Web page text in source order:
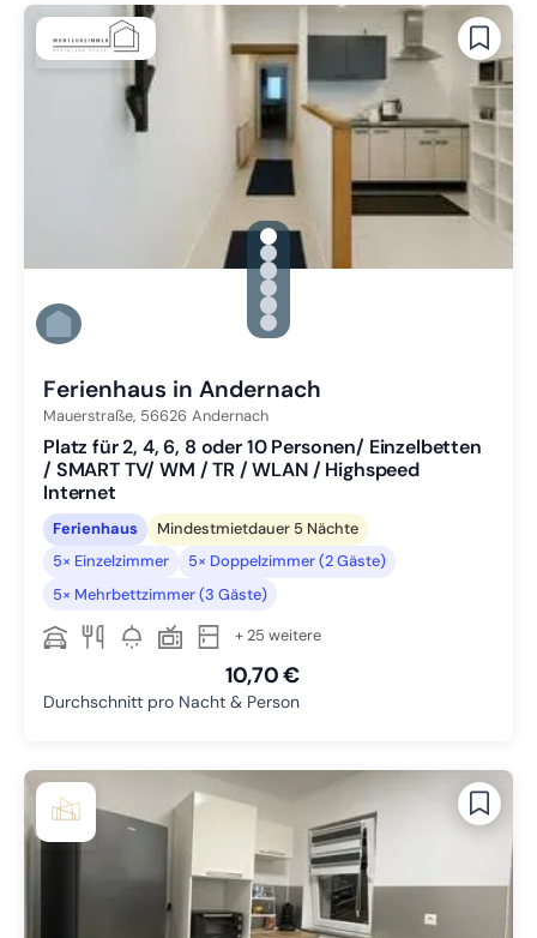
gallery.slide_selector
Zu Slide 1 wechseln
Zu Slide 2 wechseln
Zu Slide 3 wechseln
Zu Slide 4 wechseln
Zu Slide 5 wechseln
Zu Slide 6 wechseln
Ferienhaus in Andernach
Mauerstraße, 56626 Andernach
Platz für 2, 4, 6, 8 oder 10 Personen/ Einzelbetten
/ SMART TV/ WM / TR / WLAN / Highspeed
Internet
Ferienhaus
Mindestmietdauer 5 Nächte
5× Einzelzimmer
5× Doppelzimmer (2 Gäste)
5× Mehrbettzimmer (3 Gäste)
+ 25 weitere
10,70 €
Durchschnitt pro Nacht & Person